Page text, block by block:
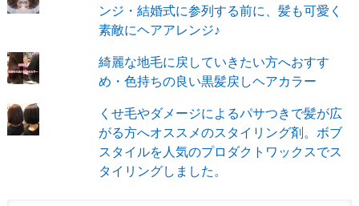
ンジ・結婚式に参列する前に、髪も可愛く
素敵にヘアアレンジ♪
綺麗な地毛に戻していきたい方へおすす
め・色持ちの良い黒髪戻しヘアカラー
くせ毛やダメージによるパサつきで髪が広
がる方へオススメのスタイリング剤。ボブ
スタイルを人気のプロダクトワックスでス
タイリングしました。